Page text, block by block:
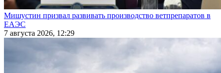
Мишустин призвал развивать производство ветпрепаратов в
ЕАЭС
7 августа 2026, 12:29